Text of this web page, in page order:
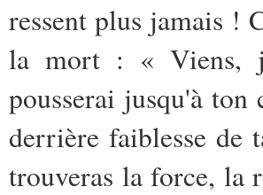
ressent plus jamais !
la mort : « Viens,
pousserai jusqu'à
derrière faiblesse de
trouveras la force, la